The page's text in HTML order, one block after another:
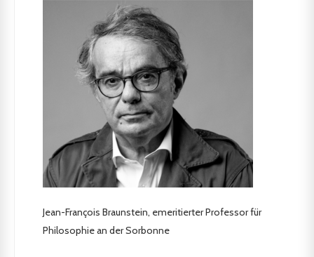
Jean-François Braunstein, emeritierter Professor für
Philosophie an der Sorbonne